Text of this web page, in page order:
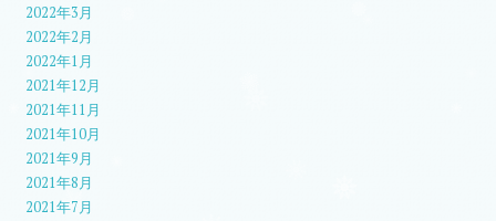
2022年3月
2022年2月
2022年1月
2021年12月
2021年11月
2021年10月
2021年9月
2021年8月
2021年7月